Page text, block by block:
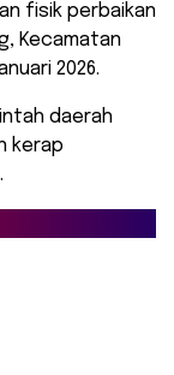
fisik perbaikan
Kecamatan
2026.
daerah
kerap